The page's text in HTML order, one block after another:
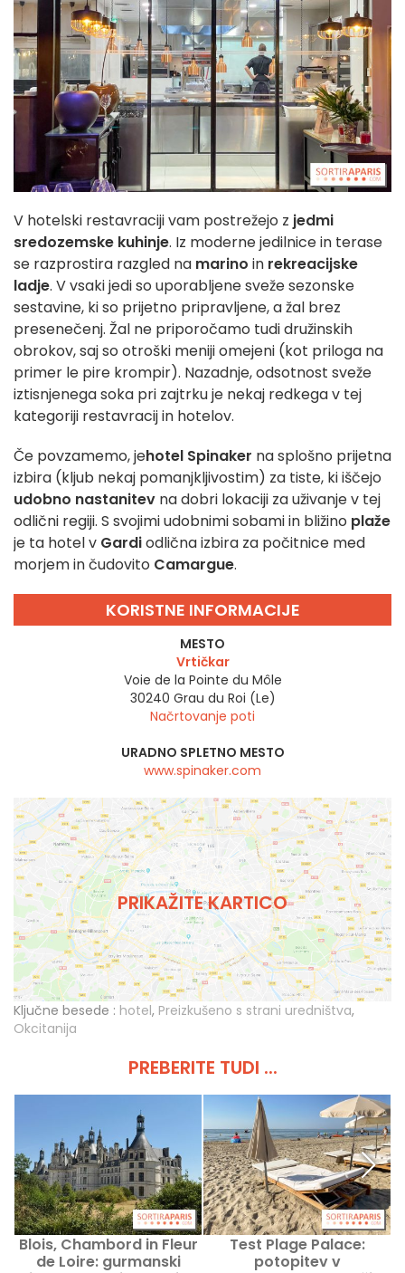
V hotelski restavraciji vam postrežejo z jedmi
sredozemske kuhinje. Iz moderne jedilnice in terase
se razprostira razgled na marino in rekreacijske
ladje. V vsaki jedi so uporabljene sveže sezonske
sestavine, ki so prijetno pripravljene, a žal brez
presenečenj. Žal ne priporočamo tudi družinskih
obrokov, saj so otroški meniji omejeni (kot priloga na
primer le pire krompir). Nazadnje, odsotnost sveže
iztisnjenega soka pri zajtrku je nekaj redkega v tej
kategoriji restavracij in hotelov.
Če povzamemo, jehotel Spinaker na splošno prijetna
izbira (kljub nekaj pomanjkljivostim) za tiste, ki iščejo
udobno nastanitev na dobri lokaciji za uživanje v tej
odlični regiji. S svojimi udobnimi sobami in bližino plaže
je ta hotel v Gardiodlična izbira za počitnice med
morjem in čudovito Camargue.
KORISTNE INFORMACIJE
MESTO
Vrtičkar
Voie de la Pointe du Môle
30240 Grau du Roi (Le)
Načrtovanje poti
URADNO SPLETNO MESTO
www.spinaker.com
PRIKAŽITE KARTICO
Ključne besede : hotel, Preizkušeno s strani uredništva,
Okcitanija
PREBERITE TUDI ...
Blois, Chambord in Fleur
de Loire: gurmanski
Test Plage Palace:
potopitev v